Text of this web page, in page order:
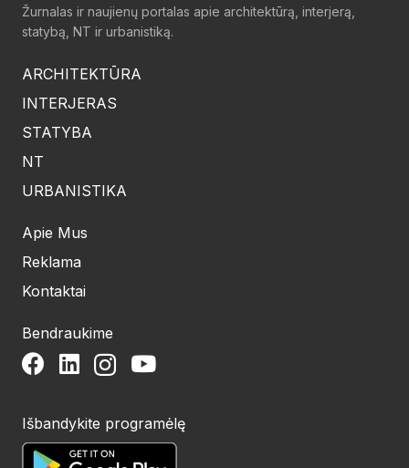
Žurnalas ir naujienų portalas apie architektūrą, interjerą,
statybą, NT ir urbanistiką.
ARCHITEKTŪRA
INTERJERAS
STATYBA
NT
URBANISTIKA
Apie Mus
Reklama
Kontaktai
Bendraukime
Išbandykite programėlę